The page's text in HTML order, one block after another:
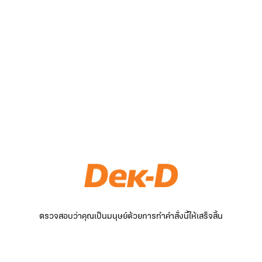
ตรวจสอบว่าคุณเป็นมนุษย์ด้วยการทำคำสั่งนี้ให้เสร็จสิ้น